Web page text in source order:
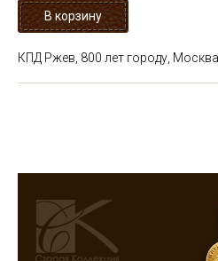
КПД Ржев, 800 лет городу,